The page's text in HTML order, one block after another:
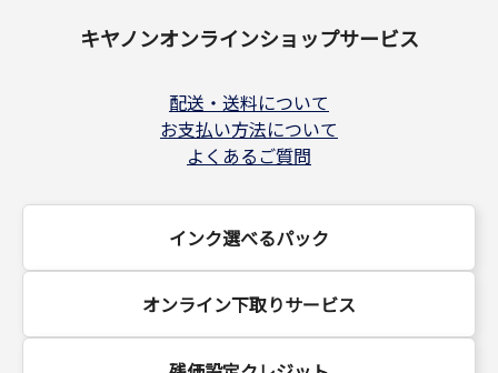
キヤノンオンラインショップサービス
配送・送料について
お支払い方法について
よくあるご質問
インク選べるパック
オンライン下取りサービス